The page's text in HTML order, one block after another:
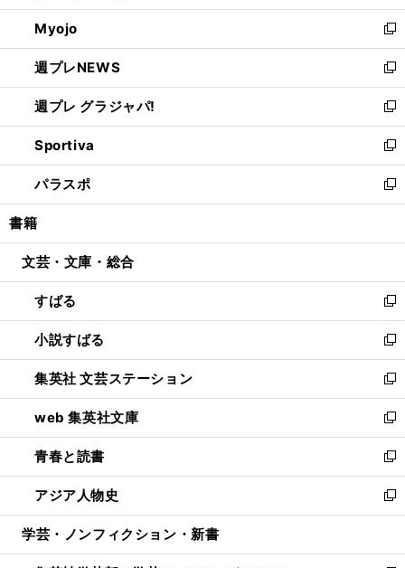
開
く
ウ
で
開
く
ン
ド
ウ
で
開
く
ウ
ィ
ン
ド
ウ
で
開
く
Myojo
新
し
い
ウ
ィ
ン
ド
ウ
で
開
週プレNEWS
新
し
い
ウ
ィ
ン
ド
ウ
開
週プレ グラジャパ!
新
し
い
ウ
ィ
ン
ウ
開
く
Sportiva
新
し
い
ウ
ン
ウ
で
開
く
パラスポ
新
し
ウ
ン
ド
ウ
で
開
く
書籍
文芸・文庫・総合
すばる
新
し
い
ウ
ィ
ン
ド
ウ
で
開
く
小説すばる
新
し
い
ウ
ィ
ン
ド
ウ
で
開
集英社 文芸ステーション
新
し
い
ウ
ィ
ン
ド
ウ
開
web 集英社文庫
新
し
い
ウ
ィ
ン
ウ
青春と読書
新
し
い
ウ
ン
アジア人物史
新
し
ウ
学芸・ノンフィクション・新書